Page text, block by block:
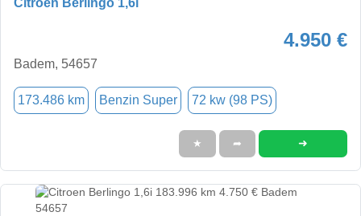
4.950 €
Badem, 54657
173.486 km Benzin Super 72 kw (98 PS)
★ ➦ ➜